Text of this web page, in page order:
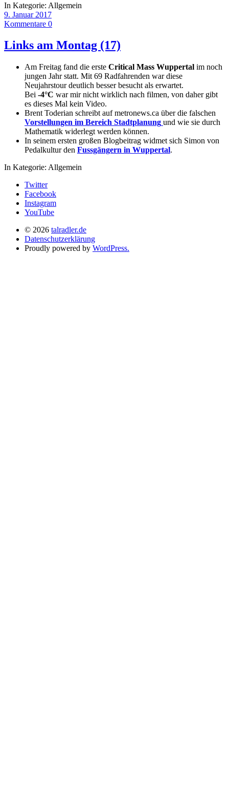
In Kategorie: Allgemein
9. Januar 2017
Kommentare 0
Links am Montag (17)
Am Freitag fand die erste Critical Mass Wuppertal im noch
jungen Jahr statt. Mit 69 Radfahrenden war diese
Neujahrstour deutlich besser besucht als erwartet.
Bei -4°C war mir nicht wirklich nach filmen, von daher gibt
es dieses Mal kein Video.
Brent Toderian schreibt auf metronews.ca über die falschen
Vorstellungen im Bereich Stadtplanung und wie sie durch
Mathematik widerlegt werden können.
In seinem ersten großen Blogbeitrag widmet sich Simon von
Pedalkultur den Fussgängern in Wuppertal.
In Kategorie: Allgemein
Twitter
Facebook
Instagram
YouTube
© 2026 talradler.de
Datenschutzerklärung
Proudly powered by WordPress.